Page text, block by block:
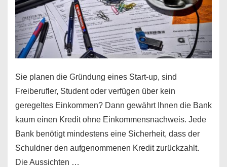
Sie planen die Gründung eines Start-up, sind
Freiberufler, Student oder verfügen über kein
geregeltes Einkommen? Dann gewährt Ihnen die Bank
kaum einen Kredit ohne Einkommensnachweis. Jede
Bank benötigt mindestens eine Sicherheit, dass der
Schuldner den aufgenommenen Kredit zurückzahlt.
Die Aussichten …